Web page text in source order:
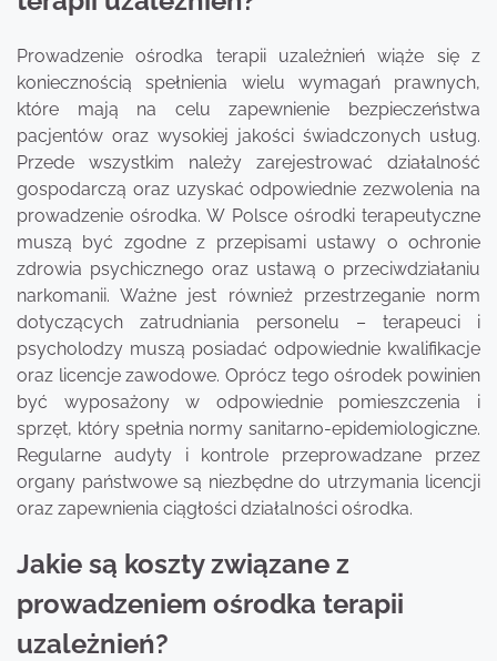
Prowadzenie ośrodka terapii uzależnień wiąże się z
koniecznością spełnienia wielu wymagań prawnych,
które mają na celu zapewnienie bezpieczeństwa
pacjentów oraz wysokiej jakości świadczonych usług.
Przede wszystkim należy zarejestrować działalność
gospodarczą oraz uzyskać odpowiednie zezwolenia na
prowadzenie ośrodka. W Polsce ośrodki terapeutyczne
muszą być zgodne z przepisami ustawy o ochronie
zdrowia psychicznego oraz ustawą o przeciwdziałaniu
narkomanii. Ważne jest również przestrzeganie norm
dotyczących zatrudniania personelu – terapeuci i
psycholodzy muszą posiadać odpowiednie kwalifikacje
oraz licencje zawodowe. Oprócz tego ośrodek powinien
być wyposażony w odpowiednie pomieszczenia i
sprzęt, który spełnia normy sanitarno-epidemiologiczne.
Regularne audyty i kontrole przeprowadzane przez
organy państwowe są niezbędne do utrzymania licencji
oraz zapewnienia ciągłości działalności ośrodka.
Jakie są koszty związane z
prowadzeniem ośrodka terapii
uzależnień?